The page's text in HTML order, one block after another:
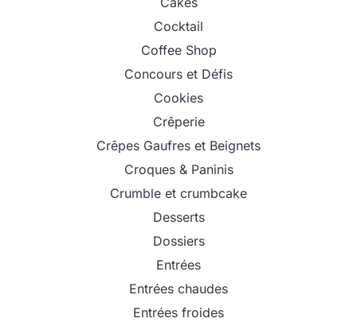
Cocktail
Coffee Shop
Concours et Défis
Cookies
Crêperie
Crêpes Gaufres et Beignets
Croques & Paninis
Crumble et crumbcake
Desserts
Dossiers
Entrées
Entrées chaudes
Entrées froides